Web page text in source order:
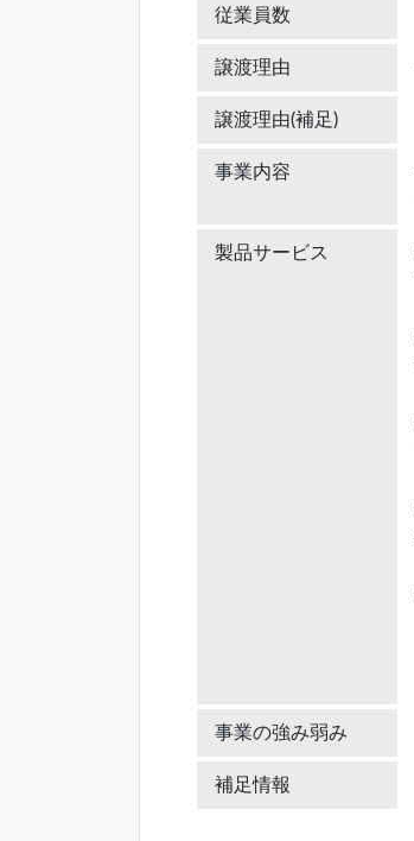
従業員数
譲渡理由
譲渡理由(補足)
事業内容
製品サービス
事業の強み弱み
補足情報